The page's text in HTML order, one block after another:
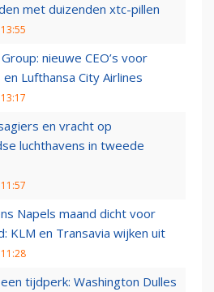
met duizenden xtc-pillen
nieuwe CEO’s voor
Lufthansa City Airlines
en vracht op
luchthavens in tweede
Napels maand dicht voor
KLM en Transavia wijken uit
tijdperk: Washington Dulles